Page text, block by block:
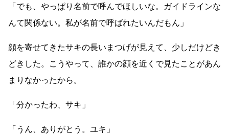
「でも、やっぱり名前で呼んでほしいな。ガイドラインな
んて関係ない。私が名前で呼ばれたいんだもん」
顔を寄せてきたサキの長いまつげが見えて、少しだけどき
どきした。こうやって、誰かの顔を近くで見たことがあん
まりなかったから。
「分かったわ、サキ」
「うん、ありがとう。ユキ」